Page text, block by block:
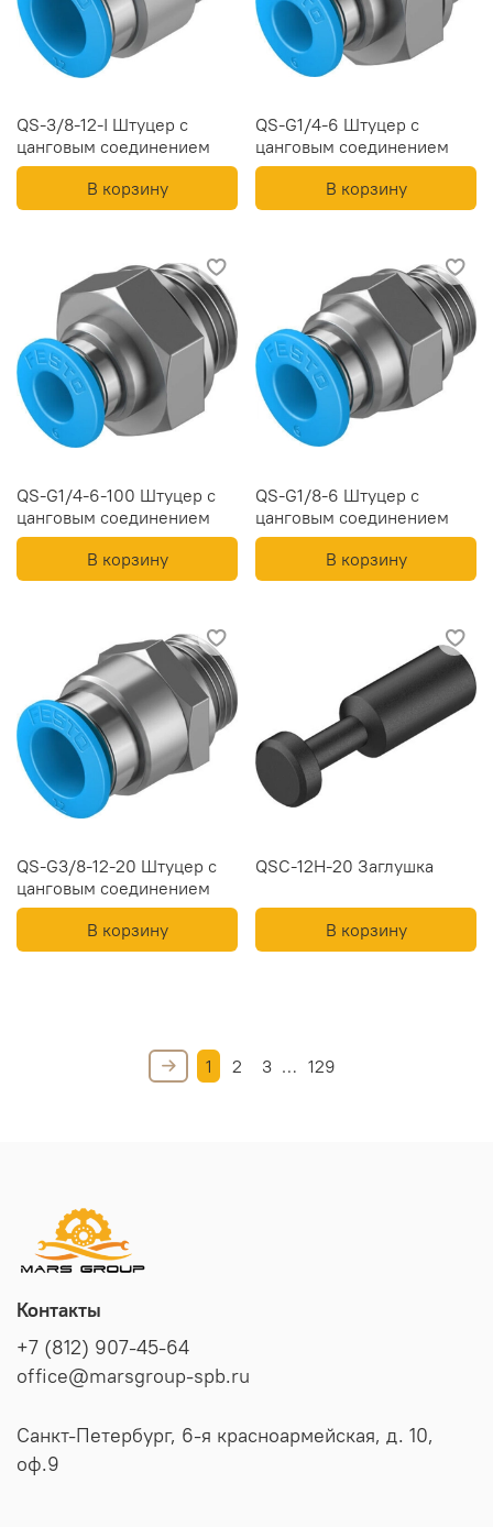
QS-3/8-12-I Штуцер с
цанговым соединением
В корзину
QS-G1/4-6 Штуцер с
цанговым соединением
В корзину
QS-G1/4-6-100 Штуцер с
цанговым соединением
В корзину
QS-G1/8-6 Штуцер с
цанговым соединением
В корзину
QS-G3/8-12-20 Штуцер с
цанговым соединением
В корзину
QSC-12H-20 Заглушка
В корзину
1 2 3 … 129
Контакты
+7 (812) 907-45-64
office@marsgroup-spb.ru
Санкт-Петербург, 6-я красноармейская, д. 10,
оф.9